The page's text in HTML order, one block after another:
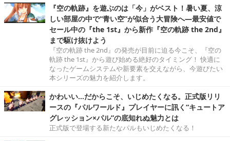
『空の軌跡』を遊ぶのは「今」がベスト！暑い夏、涼
しい部屋の中で“青い空”が似合う大冒険へ―最安値で
セール中の『the 1st』から新作『空の軌跡 the 2nd』
まで駆け抜けよう
『空の軌跡 the 2nd』の発売が目前に迫る今こそ、『空の
軌跡 the 1st』から遊び始める絶好のタイミング！ 快適に
なったゲームシステムや新要素を交えながら、今遊びたい
本シリーズの魅力を紹介します。
かわいい…だからこそ、いじめたくなる。正式版リリ
ースの『パルワールド』プレイヤーに訊く“キュートア
グレッション×パル”の底知れぬ魅力とは
正式版で登場する新たなパルもいじめたくなる！